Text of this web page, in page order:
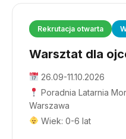
Rekrutacja otwarta
Warsztat dla
26.09-11.10.2026
Poradnia Latarnia
Warszawa
Wiek: 0-6 lat